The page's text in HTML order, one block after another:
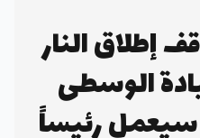
إطلاق النار
الوسطى
سيعمل رئيساً